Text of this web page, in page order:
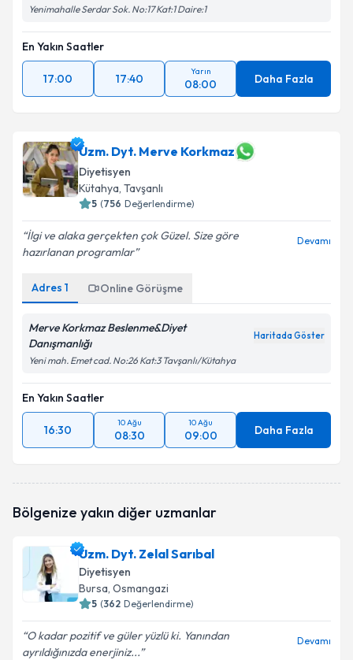
Yenimahalle Serdar Sok. No:17 Kat:1 Daire:1
En Yakın Saatler
17:00 17:40
Yarın
08:00 Daha Fazla
Uzm. Dyt. Merve Korkmaz
Diyetisyen
Kütahya, Tavşanlı
5 (756 Değerlendirme)
İlgi ve alaka gerçekten çok Güzel. Size göre
hazırlanan programlar
Devamı
Adres 1 Online Görüşme
Merve Korkmaz Beslenme&Diyet
Danışmanlığı
Haritada Göster
Yeni mah. Emet cad. No:26 Kat:3 Tavşanlı/Kütahya
En Yakın Saatler
16:30
10 Ağu
08:30
10 Ağu
09:00 Daha Fazla
Bölgenize yakın diğer uzmanlar
Uzm. Dyt. Zelal Sarıbal
Diyetisyen
Bursa, Osmangazi
5 (362 Değerlendirme)
O kadar pozitif ve güler yüzlü ki. Yanından
ayrıldığınızda enerjiniz...
Devamı